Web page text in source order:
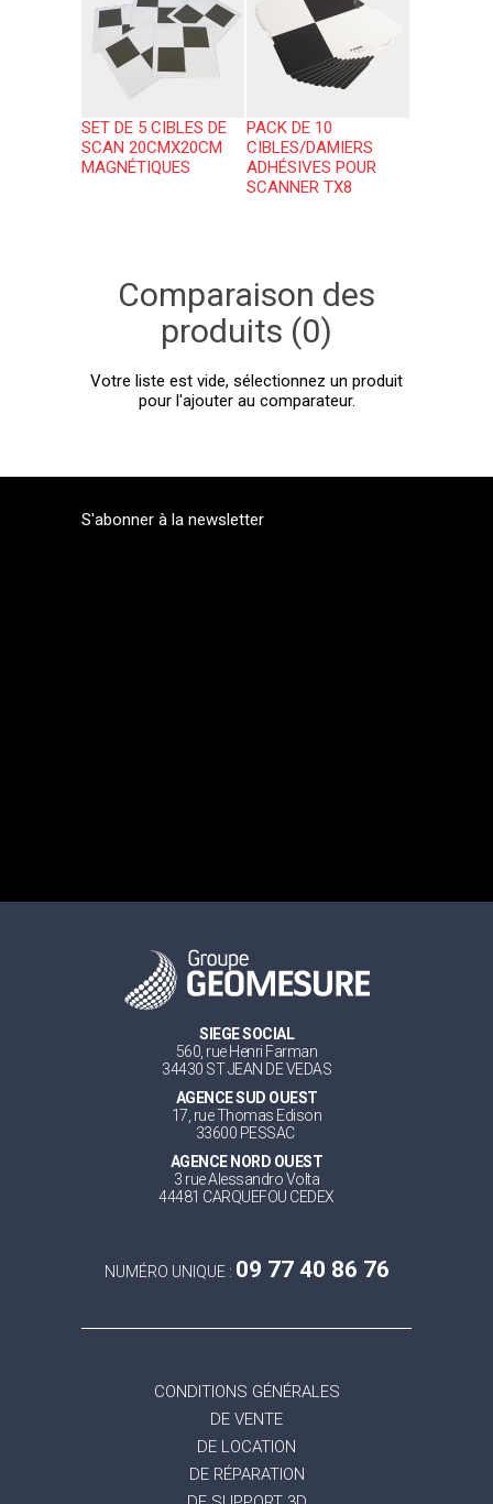
SET DE 5 CIBLES DE
SCAN 20CMX20CM
MAGNÉTIQUES
PACK DE 10
CIBLES/DAMIERS
ADHÉSIVES POUR
SCANNER TX8
Comparaison des
produits (0)
Votre liste est vide, sélectionnez un produit
pour l'ajouter au comparateur.
S'abonner à la newsletter
SIEGE SOCIAL
560, rue Henri Farman
34430 ST JEAN DE VEDAS
AGENCE SUD OUEST
17, rue Thomas Edison
33600 PESSAC
AGENCE NORD OUEST
3 rue Alessandro Volta
44481 CARQUEFOU CEDEX
NUMÉRO UNIQUE : 09 77 40 86 76
CONDITIONS GÉNÉRALES
DE VENTE
DE LOCATION
DE RÉPARATION